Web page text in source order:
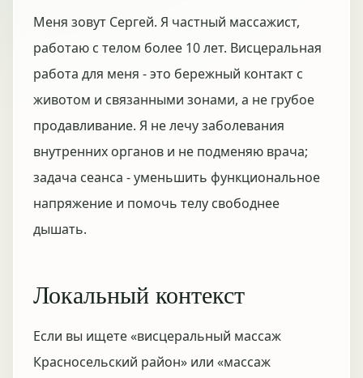
Меня зовут Сергей. Я частный массажист,
работаю с телом более 10 лет. Висцеральная
работа для меня - это бережный контакт с
животом и связанными зонами, а не грубое
продавливание. Я не лечу заболевания
внутренних органов и не подменяю врача;
задача сеанса - уменьшить функциональное
напряжение и помочь телу свободнее
дышать.
Локальный контекст
Если вы ищете «висцеральный массаж
Красносельский район» или «массаж